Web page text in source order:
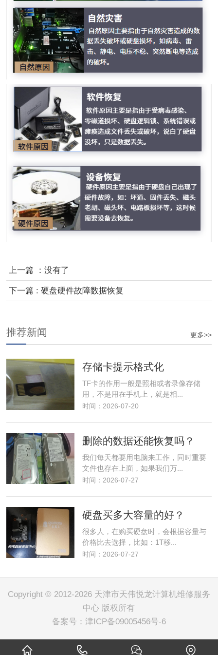
上一篇 ：没有了
下一篇 : 硬盘硬件故障数据恢复
更多>>
推荐新闻
存储卡提示格式化
TF卡的作用一般是照相或者录像存储
用，不是用在手机上，就是相...
时间：2026-07-20
删除的数据还能恢复吗？
我们每天都要用电脑来工作，同时重要
文件也存在上面，如果我们万...
时间：2026-07-27
硬盘买多大容量的好？
很多人，在购买硬盘时，会根据容量与
价格比去选择，比如：1T移...
时间：2026-07-27
Copyright © 2012-2026 天津市天伟悦龙计算机维修服务
中心 版权所有
备案号： 津ICP备09005456号-6